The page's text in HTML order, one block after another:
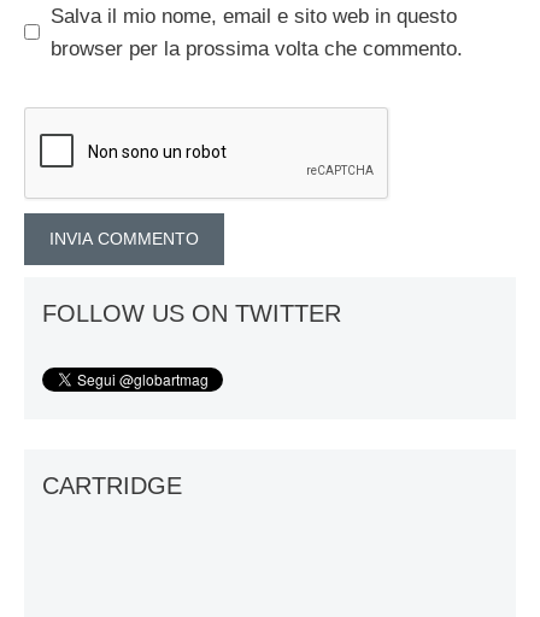
Salva il mio nome, email e sito web in questo
browser per la prossima volta che commento.
FOLLOW US ON TWITTER
CARTRIDGE